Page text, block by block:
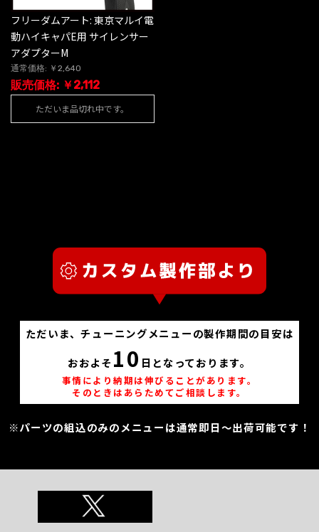
フリーダムアート: 東京マルイ電
動ハイキャパE用 サイレンサー
アダプターM
通常価格: ￥2,640
販売価格: ￥2,112
ただいま品切れ中です。
ただいま、チューニングメニューの製作期間の目安は
おおよそ 10 日となっております。
事情により納期は伸びることがあります。
そのときはあらためてご相談します。
※パーツの組込のみのメニューは通常即日～出荷可能です！